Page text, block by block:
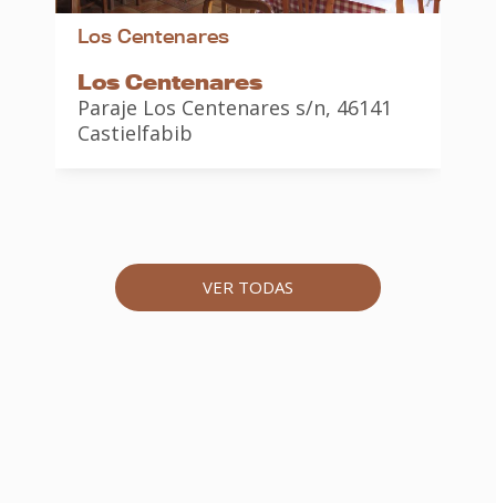
Los Centenares
Los Centenares
Paraje Los Centenares s/n, 46141
Castielfabib
VER TODAS